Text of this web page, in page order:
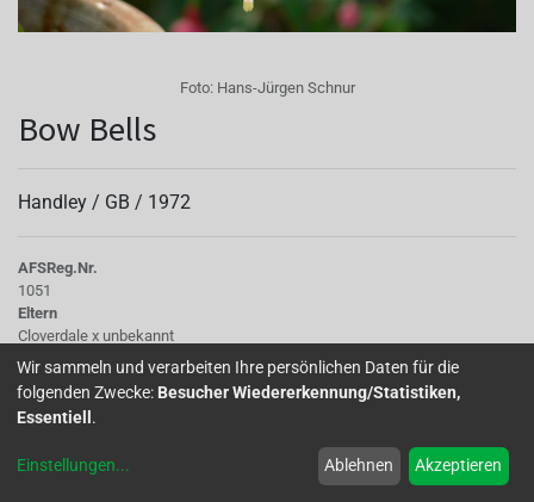
Foto: Hans-Jürgen Schnur
Bow Bells
Handley / GB / 1972
AFSReg.Nr.
1051
Eltern
Cloverdale x unbekannt
Tubus
grünweiß, kurz und dick
Sepalen
hochgestellt, weiß mit grünen Spitzen
an der Basis weiß, dunkler an den Rändern, einfach, magentarot
Wir sammeln und verarbeiten Ihre persönlichen Daten für die
folgenden Zwecke: Besucher Wiedererkennung/Statistiken,
Essentiell .
Einstellungen... Ablehnen Akzeptieren